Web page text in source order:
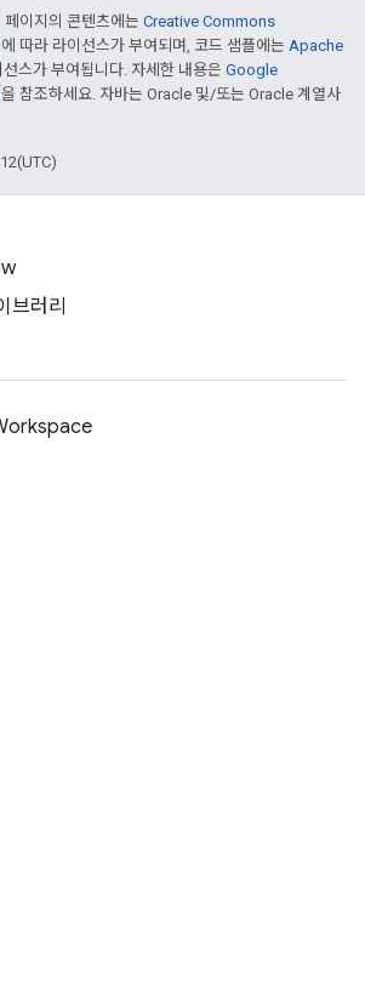
이지의 콘텐츠에는 Creative Commons
에 따라 라이선스가 부여되며, 코드 샘플에는 Apache
스가 부여됩니다. 자세한 내용은 Google
을 참조하세요. 자바는 Oracle 및/또는 Oracle 계열사
브러리